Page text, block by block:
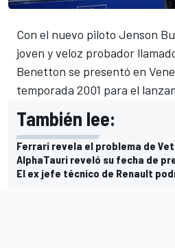
Con el nuevo piloto Jenson
joven y veloz probador
Benetton se presentó en
temporada 2001 para el
También lee:
Ferrari revela el problema de
AlphaTauri reveló su fecha de
El ex jefe técnico de Renault